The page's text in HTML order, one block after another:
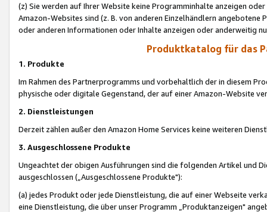
(z) Sie werden auf Ihrer Website keine Programminhalte anzeigen
Amazon-Websites sind (z. B. von anderen Einzelhändlern
oder anderen Informationen oder Inhalte anzeigen oder anderweitig
Produktkatalog für das
1. Produkte
Im Rahmen des Partnerprogramms und vorbehaltlich der in diesem
physische oder digitale Gegenstand, der auf einer Amazon-Website
2. Dienstleistungen
Derzeit zählen außer den Amazon Home Services keine weiteren
3. Ausgeschlossene Produkte
Ungeachtet der obigen Ausführungen sind die folgenden Artikel und
ausgeschlossen („Ausgeschlossene Produkte"):
(a) jedes Produkt oder jede Dienstleistung, die auf einer Webseite
eine Dienstleistung, die über unser Programm „Produktanzeigen"